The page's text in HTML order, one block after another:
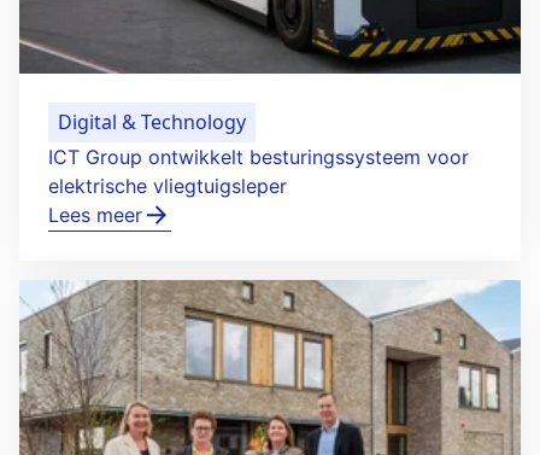
Digital & Technology
ICT Group ontwikkelt besturingssysteem voor
elektrische vliegtuigsleper
Lees meer